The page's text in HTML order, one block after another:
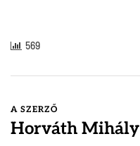
569
A SZERZŐ
Horváth Mihály